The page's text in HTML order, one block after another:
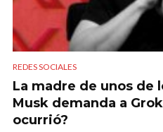
REDES SOCIALES
La madre de unos de
Musk demanda a
ocurrió?